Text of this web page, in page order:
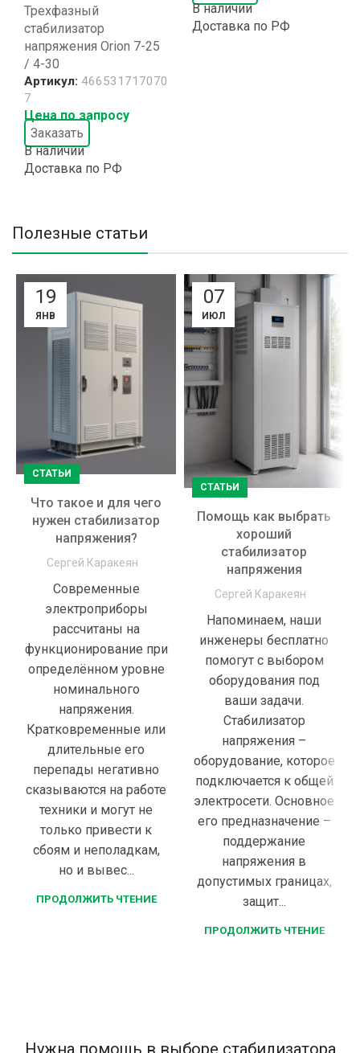
Трехфазный
стабилизатор
напряжения Orion 7-25
/ 4-30
Артикул: 466531717070
7
Цена по запросу
Заказать
В наличии
Доставка по РФ
В наличии
Доставка по РФ
Полезные статьи
19
ЯНВ
СТАТЬИ
Что такое и для чего
нужен стабилизатор
напряжения?
Сергей Каракеян
Cовременные
электроприборы
рассчитаны на
функционирование при
определённом уровне
номинального
напряжения.
Кратковременные или
длительные его
перепады негативно
сказываются на работе
техники и могут не
только привести к
сбоям и неполадкам,
но и вывес...
ПРОДОЛЖИТЬ ЧТЕНИЕ
07
ИЮЛ
СТАТЬИ
Помощь как выбрать
хороший
стабилизатор
напряжения
Сергей Каракеян
Напоминаем, наши
инженеры бесплатно
помогут с выбором
оборудования под
ваши задачи.
Стабилизатор
напряжения –
оборудование, которое
подключается к общей
электросети. Основное
его предназначение –
поддержание
напряжения в
допустимых границах,
защит...
ПРОДОЛЖИТЬ ЧТЕНИЕ
Нужна помощь в выборе стабилизатора